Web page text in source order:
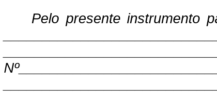
Pelo presente instrumento